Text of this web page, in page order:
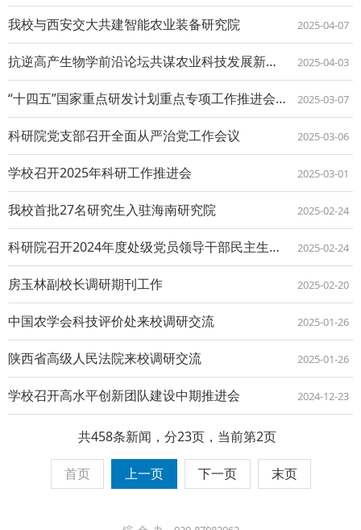
我校与西安交大共建智能农业装备研究院 2025-04-07
抗逆高产生物学前沿论坛共谋农业科技发展新路径 2025-04-03
“十四五”国家重点研发计划重点专项工作推进会暨2024年度项目启动会和北方干旱半... 2025-03-07
科研院党支部召开全面从严治党工作会议 2025-03-06
学校召开2025年科研工作推进会 2025-03-01
我校首批27名研究生入驻海南研究院 2025-02-24
科研院召开2024年度处级党员领导干部民主生活会 2025-02-24
房玉林副校长调研期刊工作 2025-02-20
中国农学会科技评价处来校调研交流 2025-01-26
陕西省高级人民法院来校调研交流 2025-01-26
学校召开高水平创新团队建设中期推进会 2024-12-23
共458条新闻，分23页，当前第2页
首页 上一页 下一页 末页